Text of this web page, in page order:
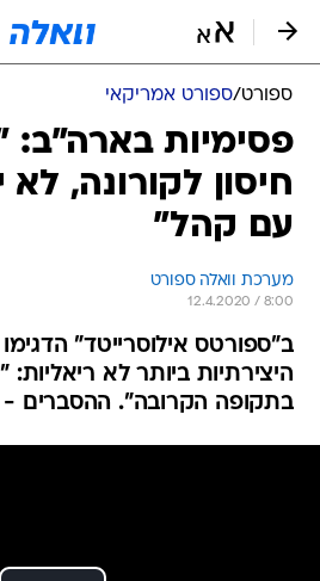
ספורט/ספורט אמריקאי
פסימיות בארה"ב:
חיסון לקורונה, לא
עם קהל"
מערכת וואלה ספורט
12.4.2020 / 8:00
ב"ספורטס אילוסרייטד"
היצירתיות ביותר לא
בתקופה הקרובה". ההסברים -